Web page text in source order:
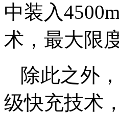
中装入
术，最大限
除此之外
级快充技术